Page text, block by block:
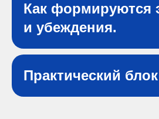
Как формируются
и убеждения.
Практический блок